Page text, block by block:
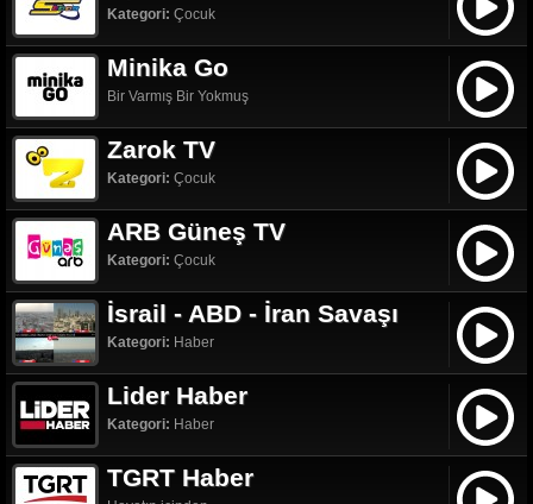
Kategori: Çocuk
Minika Go
Bir Varmış Bir Yokmuş
Zarok TV
Kategori: Çocuk
ARB Güneş TV
Kategori: Çocuk
İsrail - ABD - İran Savaşı
Kategori: Haber
Lider Haber
Kategori: Haber
TGRT Haber